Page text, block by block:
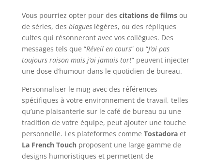
Vous pourriez opter pour des citations de filmsou
de séries, des blagueslégères, ou des répliques
cultes qui résonneront avec vos collègues. Des
messages tels que “Réveil en cours” ou “J’ai pas
toujours raison mais j’ai jamais tort” peuvent injecter
une dose d’humour dans le quotidien de bureau.
Personnaliser le mug avec des références
spécifiques à votre environnement de travail, telles
qu’une plaisanterie sur le café de bureau ou une
tradition de votre équipe, peut ajouter une touche
personnelle. Les plateformes comme Tostadoraet
La French Touchproposent une large gamme de
designs humoristiques et permettent de